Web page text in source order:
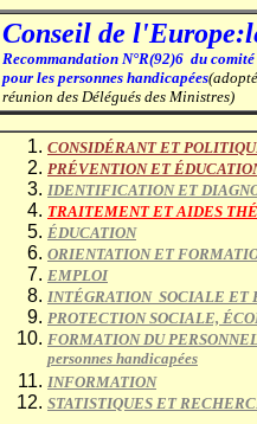
Conseil de
Recommandation N°R(92)6 du
pour les personnes handicapées
réunion des Délégués des Ministres)
CONSIDÉRANT ET
PRÉVENTION ET
IDENTIFICATION ET
TRAITEMENT ET AIDES
ÉDUCATION
ORIENTATION ET
EMPLOI
INTÉGRATION SOCIALE ET
PROTECTION SOCIALE,
FORMATION DU
personnes handicapées
INFORMATION
STATISTIQUES ET